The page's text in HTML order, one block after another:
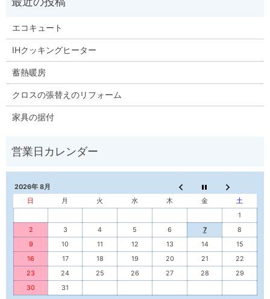
エコキュート
IHクッキングヒーター
蓄熱暖房
クロスの張替えのリフォーム
家具の据付
2026年 8月
日
月 火 水 木 金
土
1
2
3 4 5 6 7
8
9
10 11 12 13 14
15
16
17 18 19 20 21
22
23
24 25 26 27 28
29
30
31